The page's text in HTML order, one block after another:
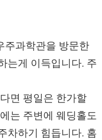
주과학관을 방문한
는게 이득입니다. 주
면 평일은 한가할
는 주변에 웨딩홀도
차하기 힘듭니다. 홈